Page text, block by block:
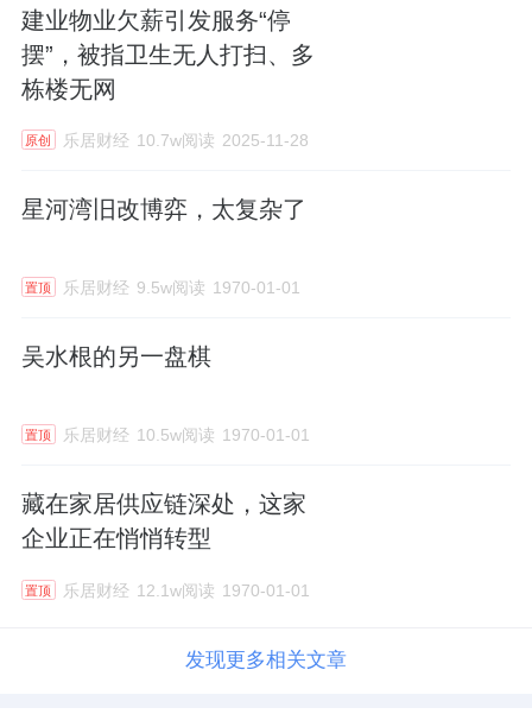
建业物业欠薪引发服务“停
摆”，被指卫生无人打扫、多
栋楼无网
原创 乐居财经 10.7w阅读 2025-11-28
星河湾旧改博弈，太复杂了
置顶 乐居财经 9.5w阅读 1970-01-01
吴水根的另一盘棋
置顶 乐居财经 10.5w阅读 1970-01-01
藏在家居供应链深处，这家
企业正在悄悄转型
置顶 乐居财经 12.1w阅读 1970-01-01
发现更多相关文章